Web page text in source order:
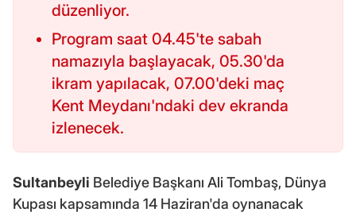
düzenliyor.
Program saat 04.45'te sabah
namazıyla başlayacak, 05.30'da
ikram yapılacak, 07.00'deki maç
Kent Meydanı'ndaki dev ekranda
izlenecek.
Sultanbeyli Belediye Başkanı Ali Tombaş, Dünya
Kupası kapsamında 14 Haziran'da oynanacak